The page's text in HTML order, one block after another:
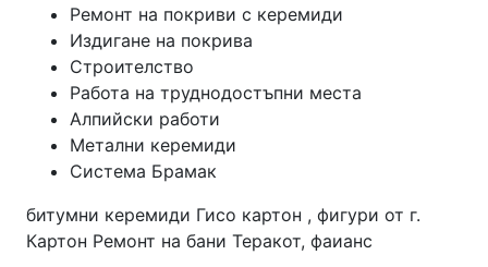
Ремонт на покриви с керемиди
Издигане на покрива
Строителство
Работа на труднодостъпни места
Алпийски работи
Метални керемиди
Система Брамак
битумни керемиди Гисо картон , фигури от г.
Картон Ремонт на бани Теракот, фаианс